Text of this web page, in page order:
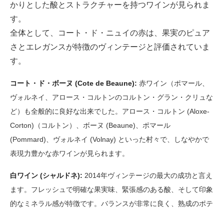
かりとした酸とストラクチャーを持つワインが見られま
す。
全体として、コート・ド・ニュイの赤は、果実のピュア
さとエレガンスが特徴のヴィンテージと評価されていま
す。
コート・ド・ボーヌ (Cote de Beaune): 赤ワイン（ポマール、
ヴォルネイ、アロース・コルトンのコルトン・グラン・クリュな
ど）も全般的に良好な出来でした。アロース・コルトン (Aloxe-
Corton)（コルトン）、ボーヌ (Beaune)、ポマール
(Pommard)、ヴォルネイ (Volnay) といった村々で、しなやかで
表現力豊かな赤ワインが見られます。
白ワイン (シャルドネ): 2014年ヴィンテージの最大の成功と言え
ます。フレッシュで明確な果実味、緊張感のある酸、そして印象
的なミネラル感が特徴です。バランスが非常に良く、熟成のポテ